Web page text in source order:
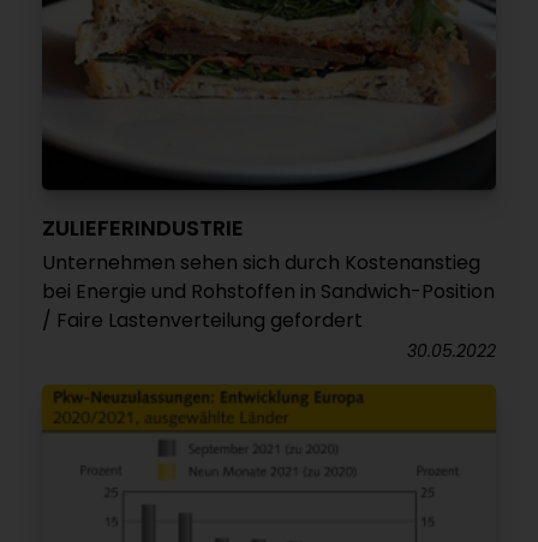
ZULIEFERINDUSTRIE
Unternehmen sehen sich durch Kostenanstieg
bei Energie und Rohstoffen in Sandwich-Position
/ Faire Lastenverteilung gefordert
30.05.2022